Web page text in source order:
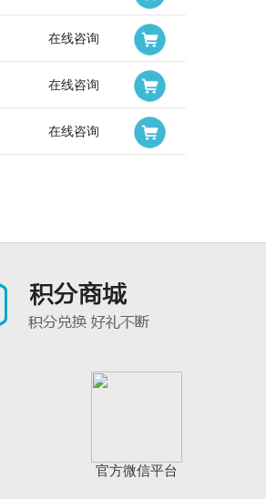
在线咨询
在线咨询
在线咨询
官方微信平台